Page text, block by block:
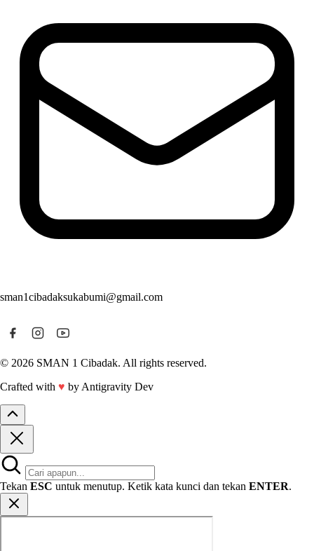
sman1cibadaksukabumi@gmail.com
© 2026 SMAN 1 Cibadak. All rights reserved.
Crafted with ♥ by Antigravity Dev
Tekan ESC untuk menutup. Ketik kata kunci dan tekan ENTER.